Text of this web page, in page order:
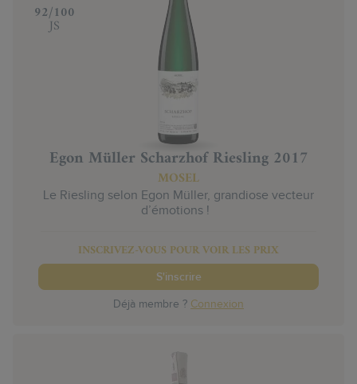
‍92/100
JS
Egon Müller Scharzhof Riesling 2017
MOSEL
Le Riesling selon Egon Müller, grandiose vecteur
d’émotions !
INSCRIVEZ-VOUS POUR VOIR LES PRIX
S'inscrire
Déjà membre ? Connexion